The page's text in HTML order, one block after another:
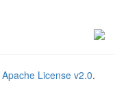
Apache License v2.0.